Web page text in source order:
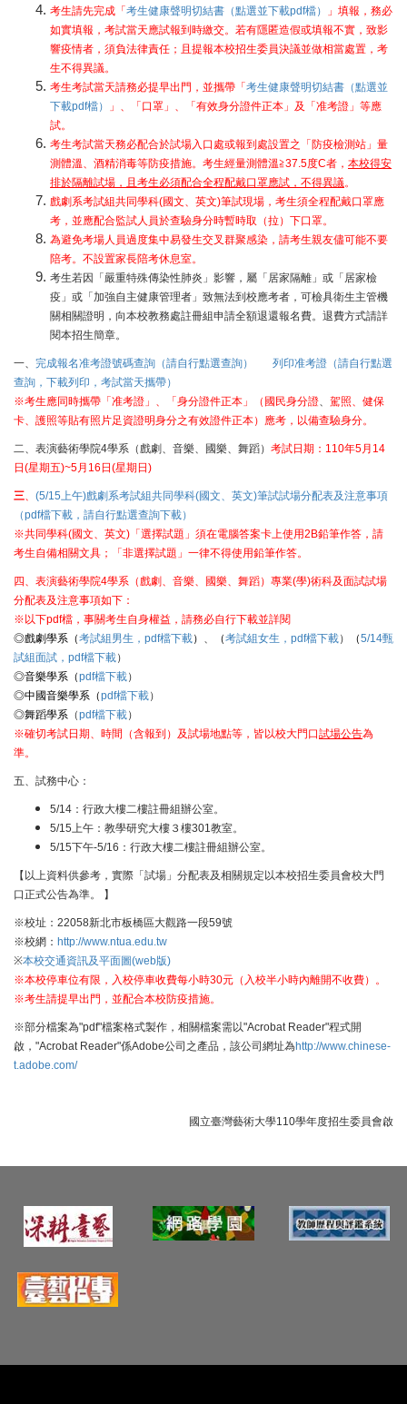
考生請先完成「 考生健康聲明切結書（點選並下載pdf檔）
」填報，務必
如實填報，考試當天應試報到時繳交。若有隱匿造假或填報不實，致影
響疫情者，須負法律責任；且提報本校招生委員決議並做相當處置，考
生不得異議。
考生考試當天請務必提早出門，並攜帶「 考生健康聲明切結書（點選並
下載pdf檔）
」、「口罩」、「有效身分證件正本」及「准考證」等應
試。
考生考試當天務必配合於試場入口處或報到處設置之「防疫檢測站」量
測體溫、酒精消毒等防疫措施。考生經量測體溫≧37.5度C者， 本校得安
排於隔離試場，且考生必須配合全程配戴口罩應試，不得異議。
戲劇系考試組共同學科(國文、英文)筆試現場，考生須全程配戴口罩應
考，並應配合監試人員於查驗身分時暫時取（拉）下口罩。
為避免考場人員過度集中易發生交叉群聚感染，請考生親友儘可能不要
陪考。不設置家長陪考休息室。
考生若因「嚴重特殊傳染性肺炎」影響，屬「居家隔離」或「居家檢
疫」或「加強自主健康管理者」致無法到校應考者，可檢具衛生主管機
關相關證明，向本校教務處註冊組申請全額退還報名費。退費方式請詳
閱本招生簡章。
一、 完成報名准考證號碼查詢（請自行點選查詢）
列印准考證（請自行點選
查詢，下載列印，考試當天攜帶）
※考生應同時攜帶「准考證」、「身分證件正本」（國民身分證、 駕照、健保
卡、護照等貼有照片足資證明身分之有效證件正本）應考，以備查驗身分。
二、表演藝術學院4學系（戲劇、音樂、國樂、舞蹈） 考試日期：110年5月14
日(星期五)~5月16日(星期日)
三、 (5/15上午)戲劇系考試組共同學科(國文、英文)筆試試場分配表及注意事項
（pdf檔下載，請自行點選查詢下載）
※共同學科(國文、英文)「選擇試題」須在電腦答案卡上使用2B鉛筆作答，請
考生自備相關文具；「非選擇試題」一律不得使用鉛筆作答。
四、表演藝術學院4學系（戲劇、音樂、國樂、舞蹈）專業(學)術科及面試試場
分配表及注意事項如下：
※以下pdf檔，事關考生自身權益，請務必自行下載並詳閱
◎戲劇學系（考試組男生，pdf檔下載） 、 （考試組女生，pdf檔下載） （5/14甄
試組面試 ，pdf檔下載）
◎音樂學系（pdf檔下載）
◎中國音樂學系（pdf檔下載）
◎舞蹈學系 （pdf檔下載）
※確切考試日期、時間（含報到）及試場地點等，皆以校大門口試場公告為
準。
五、試務中心：
5/14：行政大樓二樓註冊組辦公室。
5/15上午：教學研究大樓３樓301教室。
5/15下午-5/16：行政大樓二樓註冊組辦公室。
【以上資料供參考，實際「試場」分配表及相關規定以本校招生委員會校大門
口正式公告為準。 】
※校址：22058新北市板橋區大觀路一段59號
※校網 ： http://www.ntua.edu.tw
※本校交通資訊及平面圖(web版)
※本校停車位有限，入校停車收費每小時30元（入校半小時內離開不收費）。
※考生請提早出門，並配合本校防疫措施。
※部分檔案為"pdf"檔案格式製作，相關檔案需以"Acrobat Reader"程式開
啟，"Acrobat Reader"係Adobe公司之產品，該公司網址為http://www.chinese-
t.adobe.com/
國立臺灣藝術大學110學年度招生委員會啟